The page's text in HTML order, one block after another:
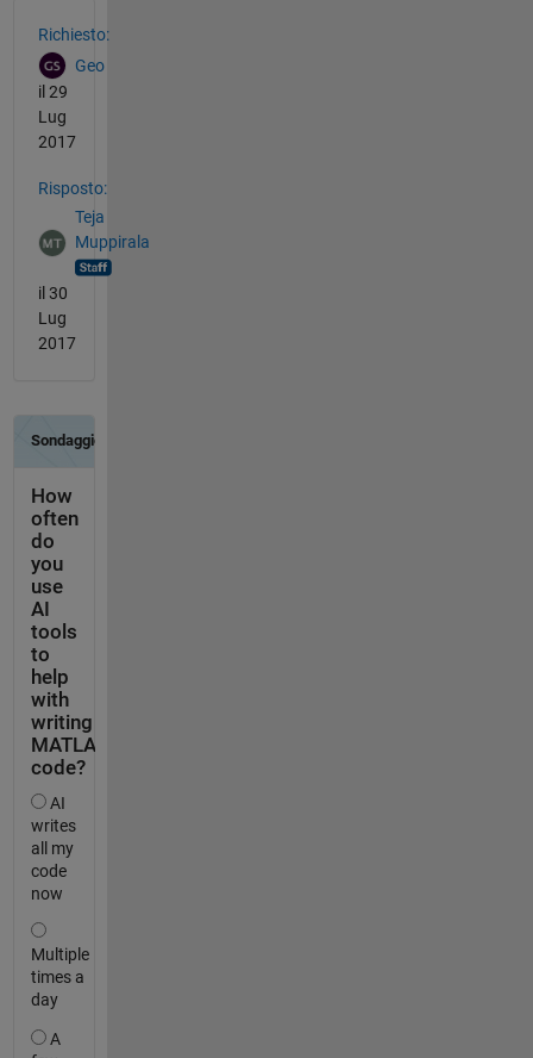
Richiesto:
Geo
il 29
Lug
2017
Risposto:
Teja
Muppirala
il 30
Lug
2017